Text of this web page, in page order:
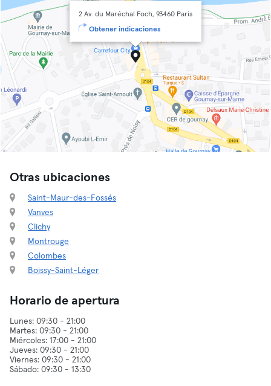
2 Av. du Maréchal Foch, 93460 Paris
Obtener indicaciones
Otras ubicaciones
Saint-Maur-des-Fossés
Vanves
Clichy
Montrouge
Colombes
Boissy-Saint-Léger
Horario de apertura
Lunes: 09:30 - 21:00
Martes: 09:30 - 21:00
Miércoles: 17:00 - 21:00
Jueves: 09:30 - 21:00
Viernes: 09:30 - 21:00